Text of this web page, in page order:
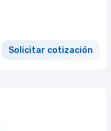
Solicitar cotización